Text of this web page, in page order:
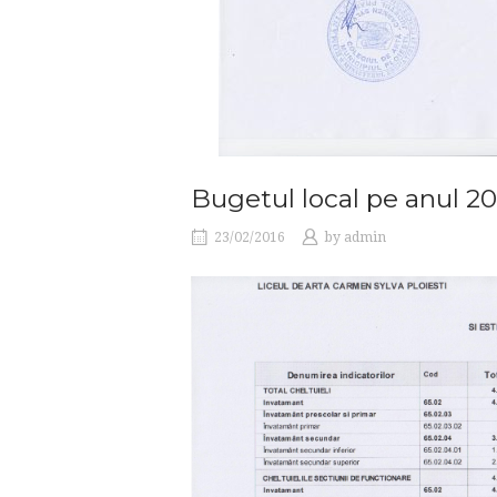
Bugetul local pe anul
23/02/2016 by admin